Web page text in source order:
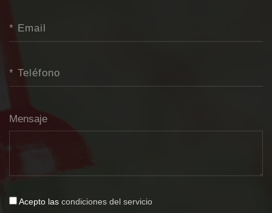
Mensaje
Acepto las condiciones del servicio